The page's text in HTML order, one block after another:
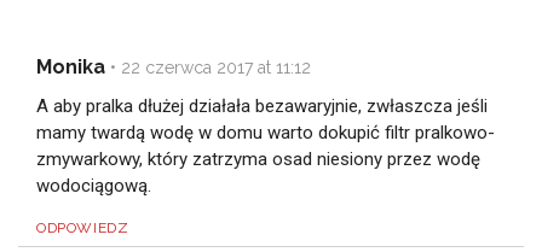
Monika • 22 czerwca 2017 at 11:12
A aby pralka dłużej działała bezawaryjnie, zwłaszcza jeśli
mamy twardą wodę w domu warto dokupić filtr pralkowo-
zmywarkowy, który zatrzyma osad niesiony przez wodę
wodociągową.
ODPOWIEDZ